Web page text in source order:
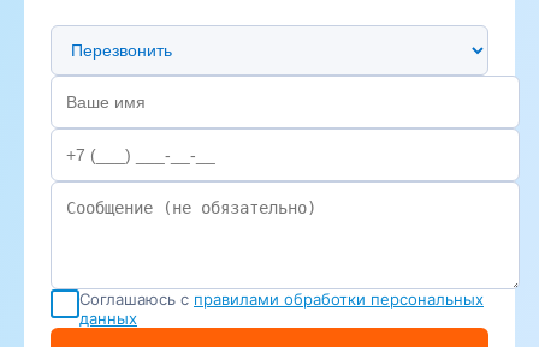
Предпочтительный способ связи
Соглашаюсь с правилами обработки персональных
данных